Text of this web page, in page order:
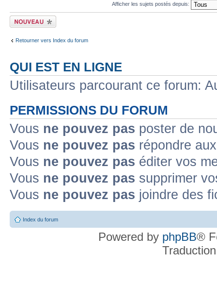
Afficher les sujets postés depuis:
Ecrire un nouveau
sujet
Retourner vers Index du forum
QUI EST EN LIGNE
Utilisateurs parcourant ce forum:
PERMISSIONS DU FORUM
Vous ne pouvez pas poster de
Vous ne pouvez pas répondre
Vous ne pouvez pas éditer vos
Vous ne pouvez pas supprimer
Vous ne pouvez pas joindre des
Index du forum
Powered by phpBB®